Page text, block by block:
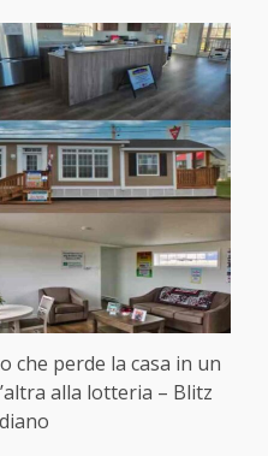
che perde la casa in un
alla lotteria – Blitz